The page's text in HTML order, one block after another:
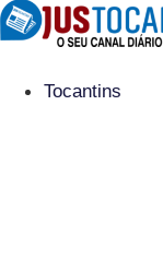
Tocantins